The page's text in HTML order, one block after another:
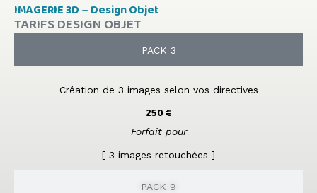
IMAGERIE 3D – Design Objet
TARIFS DESIGN OBJET
PACK 3
PACK 9
Création de 3 images selon vos directives
250 €
Forfait pour
[ 3 images retouchées ]